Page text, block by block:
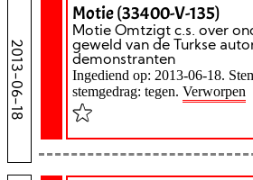
2013-06-18
Motie (33400-V-135)
Motie Omtzigt c.s. over
geweld van de Turkse
demonstranten
Ingediend op: 2013-06-18.
stemgedrag: tegen. Verworpen